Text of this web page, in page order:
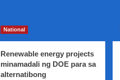
National
Renewable energy projects
minamadali ng DOE para sa
alternatibong